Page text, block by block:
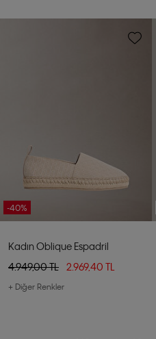
-40%
Kadın Oblique Espadril
4.949,00 TL
2.969,40 TL
+ Diğer Renkler